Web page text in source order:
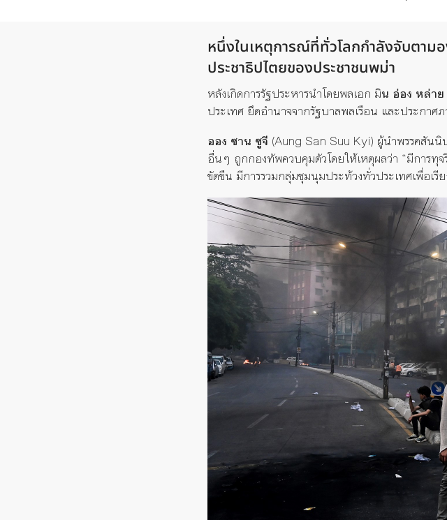
หนึ่งในเหตุการณ์ที่ทั่วโลกกำลังจับตา
ประชาธิปไตยของประชาชนพม่า
หลังเกิดการรัฐประหารนำโดยพลเอก มิน อ่อง หล่าย
ประเทศ ยึดอำนาจจากรัฐบาลพลเรือน และประกาศภ
ออง ซาน ซูจี (Aung San Suu Kyi) ผู้นำพรรคสันนิ
อื่นๆ ถูกกองทัพควบคุมตัวโดยให้เหตุผลว่า “มีการทุจ
ขัดขืน มีการรวมกลุ่มชุมนุมประท้วงทั่วประเทศเพื่อเ